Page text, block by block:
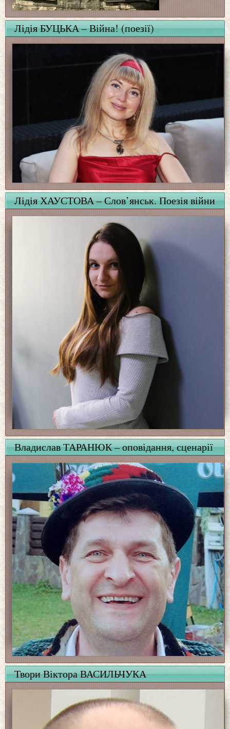
Лідія БУЦЬКА – Війна! (поезії)
Лідія ХАУСТОВА – Слов’янськ. Поезія війни
Владислав ТАРАНЮК – оповідання, сценарії
Твори Віктора ВАСИЛЬЧУКА